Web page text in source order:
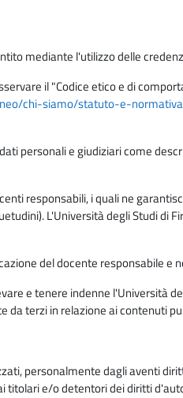
mediante l'utilizzo delle
il "Codice etico e di
chi-siamo/statuto-e-normativa
personali e giudiziari come
responsabili, i quali ne
L'Università degli Studi di
del docente responsabile
e tenere indenne l'Università
da terzi in relazione ai contenuti
personalmente dagli aventi
titolari e/o detentori dei diritti